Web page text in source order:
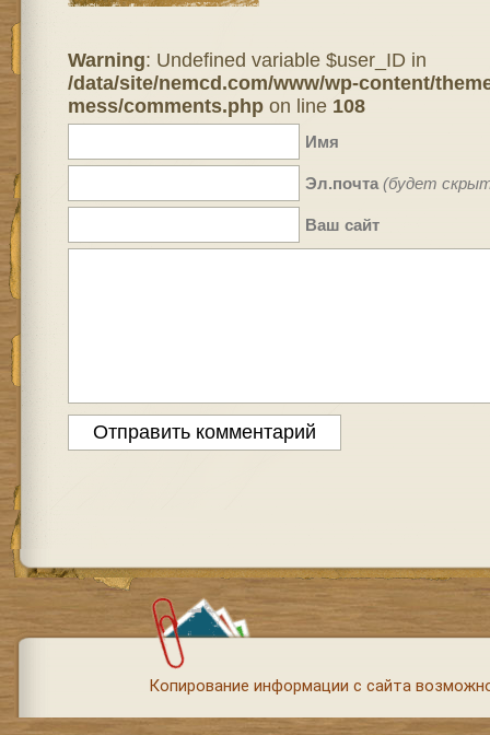
Warning: Undefined variable $user_ID in
/data/site/nemcd.com/www/wp-content/
mess/comments.phpon line 108
Имя
Эл.почта (будет
Ваш сайт
Копирование информации с сайта